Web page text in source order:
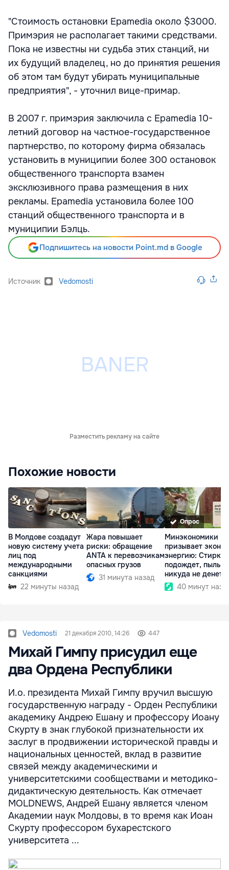
"Стоимость остановки Epamedia около $3000.
Примэрия не располагает такими средствами.
Пока не известны ни судьба этих станций, ни
их будущий владелец, но до принятия решения
об этом там будут убирать муниципальные
предприятия", - уточнил вице-примар.
В 2007 г. примэрия заключила с Epamedia 10-
летний договор на частное-государственное
партнерство, по которому фирма обязалась
установить в муниципии более 300 остановок
общественного транспорта взамен
эксклюзивного права размещения в них
рекламы. Epamedia установила более 100
станций общественного транспорта и в
муниципии Бэлць.
Подпишитесь на новости Point.md в Google
Источник Vedomosti
Разместить рекламу на сайте
Похожие новости
В Молдове создадут
новую систему учета
лиц под
международными
санкциями
22 минуты назад
Жара повышает
риски: обращение
ANTA к перевозчикам
опасных грузов
31 минута назад
Опрос
Минэкономики
призывает
энергию: Стирка
подождет, пыль
никуда не
40 минут
Vedomosti 21 декабря 2010, 14:26 447
Михай Гимпу присудил еще
два Ордена Республики
И.о. президента Михай Гимпу вручил высшую
государственную награду - Орден Республики
академику Андрею Ешану и профессору Иоану
Скурту в знак глубокой признательности их
заслуг в продвижении исторической правды и
национальных ценностей, вклад в развитие
связей между академическими и
университетскими сообществами и методико-
дидактическую деятельность. Как отмечает
MOLDNEWS, Андрей Ешану является членом
Академии наук Молдовы, в то время как Иоан
Скурту профессором бухарестского
университета ...